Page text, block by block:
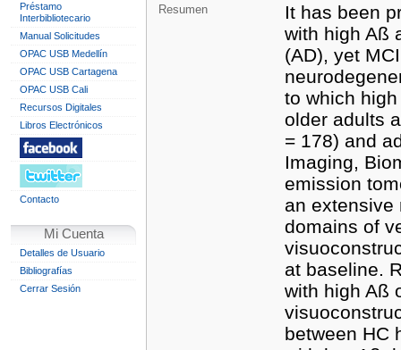
Préstamo
Interbibliotecario
Manual Solicitudes
OPAC USB Medellín
OPAC USB Cartagena
OPAC USB Cali
Recursos Digitales
Libros Electrónicos
Contacto
Mi Cuenta
Detalles de Usuario
Bibliografías
Cerrar Sesión
Resumen
It has been
with high Aß
(AD), yet
to which
older adults
= 178) and
Imaging,
emission
an extensive
domains of
at baseline.
with high Aß
between HC